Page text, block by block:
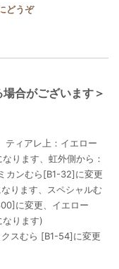
どうぞ
合がございます＞
ティアレ上：イエロー
ます、虹外側から：
ンむら[B1-32]に変更
ます、スペシャルむ
に変更、イエロー
ります)
スむら [B1-54]に変更